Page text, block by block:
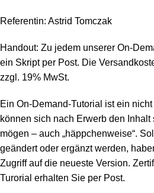
Referentin: Astrid Tomczak
Handout: Zu jedem unserer On-
ein Skript per Post. Die
zzgl. 19% MwSt.
Ein On-Demand-Tutorial ist ein
können sich nach Erwerb den
mögen – auch „häppchenweise“.
geändert oder ergänzt werden,
Zugriff auf die neueste Version.
Turorial erhalten Sie per Post.